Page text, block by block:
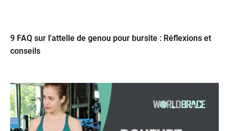
9 FAQ sur l'attelle de genou pour bursite : Réflexions et
conseils